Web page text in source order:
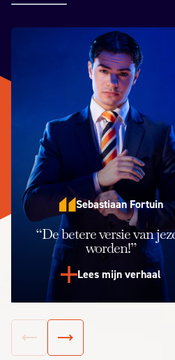
Sebastiaan Fortuin
“De betere versie van
worden!”
Lees mijn verhaal
Vorige slideVolgende slide